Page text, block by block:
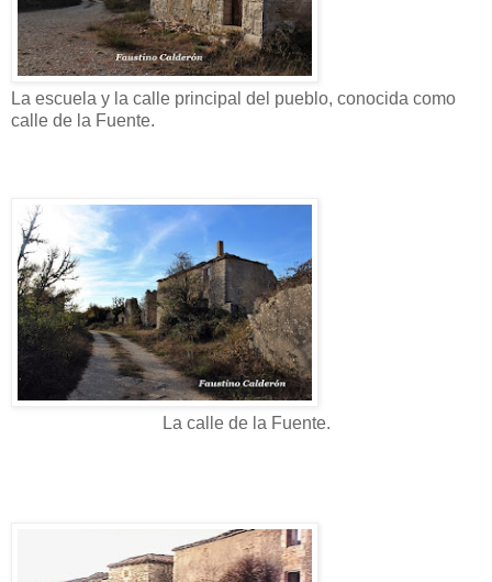
La escuela y la calle principal del pueblo, conocida como
calle de la Fuente.
La calle de la Fuente.